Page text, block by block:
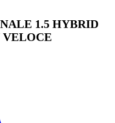
1.5 HYBRID
VELOCE